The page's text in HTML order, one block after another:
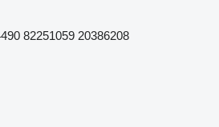
82251059 20386208